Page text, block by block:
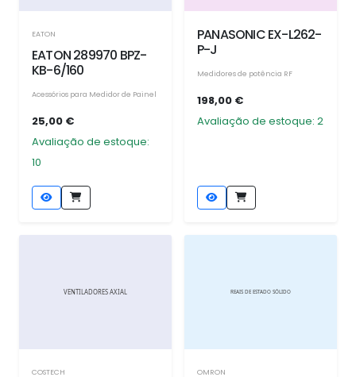
EATON
EATON 289970 BPZ-
KB-6/160
Acessórios para Medidor de Painel
25,00 €
Avaliação de estoque:
10
PANASONIC EX-L262-
P-J
Medidores de potência RF
198,00 €
Avaliação de estoque: 2
COSTECH OMRON